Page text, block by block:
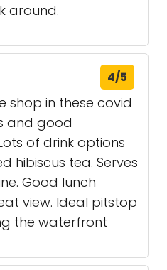
around.
4/5
shop in these covid
and good
of drink options
hibiscus tea. Serves
Good lunch
view. Ideal pitstop
the waterfront